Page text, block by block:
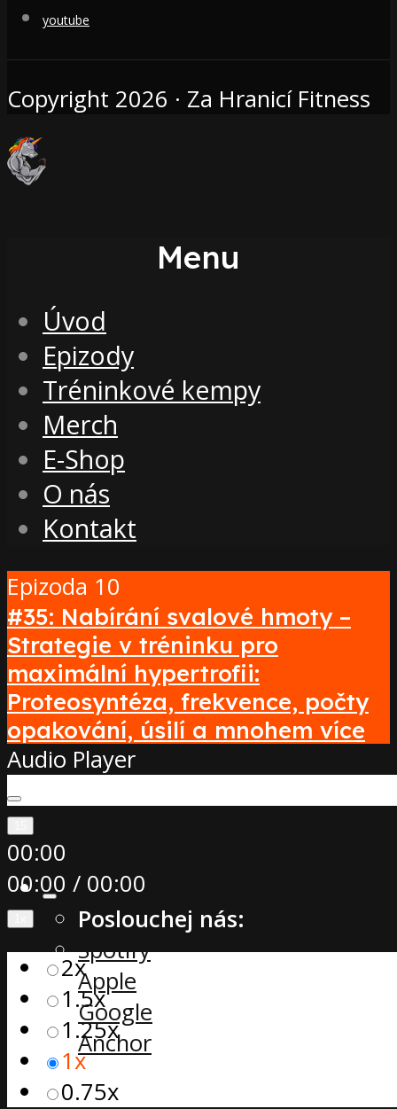
youtube
Copyright 2026 · Za Hranicí Fitness
Menu
Úvod
Epizody
Tréninkové kempy
Merch
E-Shop
O nás
Kontakt
Epizoda 10
#35: Nabírání svalové hmoty –
Strategie v tréninku pro
maximální hypertrofii:
Proteosyntéza, frekvence, počty
opakování, úsilí a mnohem více
Audio Player
00:00
00:00 / 00:00
2x
1.5x
1.25x
1x
0.75x
Poslouchej nás:
Spotify
Apple
Google
Anchor